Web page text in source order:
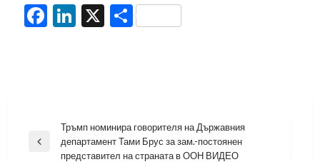
Facebook
LinkedIn
X Share
Навигация
Previous
Тръмп номинира говорителя на Държавния
департамент Тами Брус за зам.-постоянен
представител на страната в ООН ВИДЕО